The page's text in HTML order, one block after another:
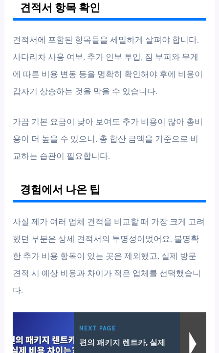
견적서 항목 확인
견적서에 포함된 항목들을 세밀하게 살펴야 합니다.
사다리차 사용 여부, 추가 인부 투입, 짐 부피와 무게
에 따른 비용 변동 등을 명확히 확인해야 후에 비용이
갑자기 상승하는 것을 막을 수 있습니다.
가끔 기본 요금이 낮아 보여도 추가 비용이 많아 총비
용이 더 높을 수 있으니, 총 합산 금액을 기준으로 비
교하는 습관이 필요합니다.
경험에서 나온 팁
사실 제가 여러 업체 견적을 비교할 때 가장 크게 고려
했던 부분은 상세 견적서의 투명성이었어요. 불명확
한 추가 비용 항목이 있는 곳은 제외했고, 실제 방문
견적 시 예상 비용과 차이가 적은 업체를 선택했습니
다.
NEXT PAGE
편의 패키지 렌트카, 실제